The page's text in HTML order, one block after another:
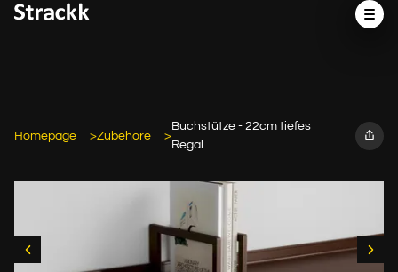
Homepage Zubehöre
Buchstütze - 22cm tiefes
Regal